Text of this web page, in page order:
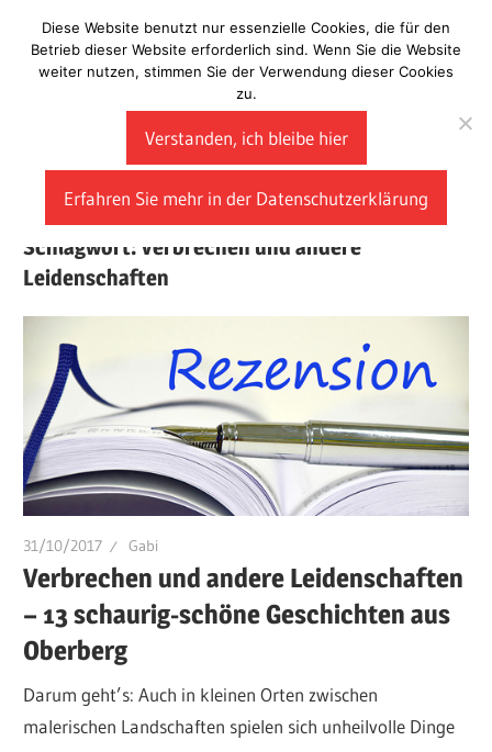
Inhalt
springen
Laberladen
Schlagwort: Verbrechen und andere
Leidenschaften
31/10/2017 Gabi
Verbrechen und andere Leidenschaften
– 13 schaurig-schöne Geschichten aus
Oberberg
Darum geht’s: Auch in kleinen Orten zwischen
malerischen Landschaften spielen sich unheilvolle Dinge
Diese Website benutzt nur essenzielle Cookies, die für den
Betrieb dieser Website erforderlich sind. Wenn Sie die Website
weiter nutzen, stimmen Sie der Verwendung dieser Cookies
zu.
Verstanden, ich bleibe hier
Erfahren Sie mehr in der Datenschutzerklärung